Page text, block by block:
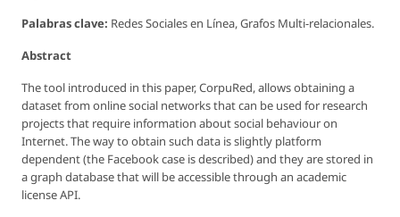
Palabras clave: Redes Sociales en Línea, Grafos Multi-relacionales.
Abstract
The tool introduced in this paper, CorpuRed, allows obtaining a
dataset from online social networks that can be used for research
projects that require information about social behaviour on
Internet. The way to obtain such data is slightly platform
dependent (the Facebook case is described) and they are stored in
a graph database that will be accessible through an academic
license API.